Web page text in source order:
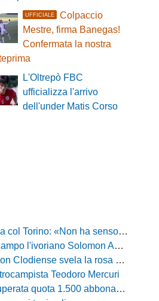
UFFICIALE
Colpaccio
Mestre, firma Banegas!
Confermata la nostra
L'Oltrepò FBC
ufficializza l'arrivo
dell'under Matis Corso
ha senso chiudersi e fare le barricate»
Solomon Andrews Manu
svela la rosa per la nuova annata
Teodoro Mercuri
quota 1.500 abbonamenti